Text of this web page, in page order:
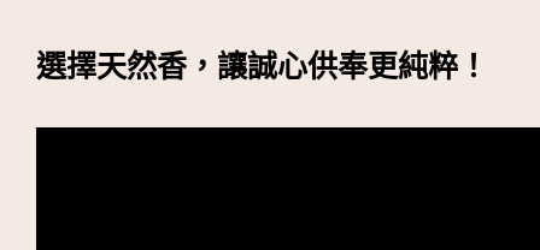
選擇天然香，讓誠心供奉更純粹！